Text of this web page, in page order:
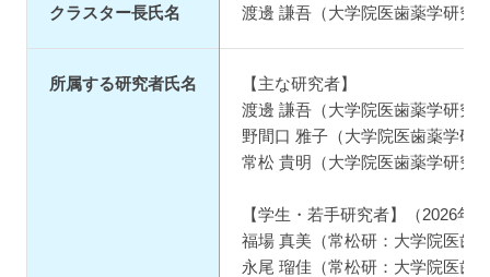
クラスター長氏名 渡邊 謙吾（大学院医歯薬学研究
所属する研究者氏名
【主な研究者】
渡邊 謙吾（大学院医歯薬学研究
野間口 雅子（大学院医歯薬学研
常松 貴明（大学院医歯薬学研究
【学生・若手研究者】（2026年4
福場 真美（常松研：大学院医歯
永尾 瑠佳（常松研：大学院医歯